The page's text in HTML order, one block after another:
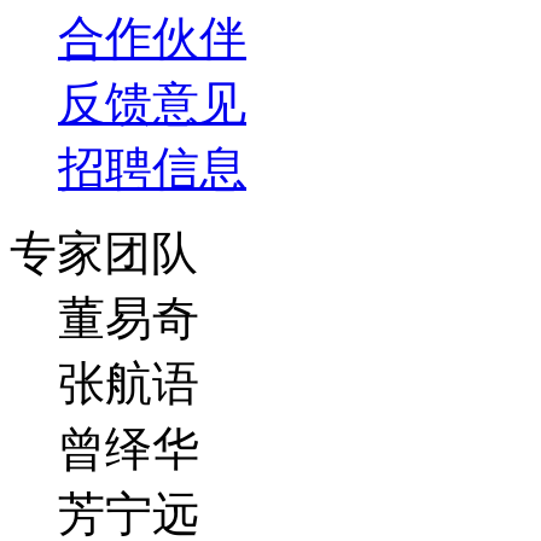
合作伙伴
反馈意见
招聘信息
专家团队
董易奇
张航语
曾绎华
芳宁远